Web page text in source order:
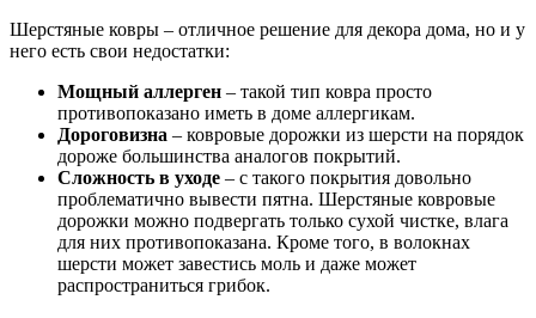
Шерстяные ковры – отличное решение для декора дома, но и у
него есть свои недостатки:
Мощный аллерген – такой тип ковра просто
противопоказано иметь в доме аллергикам.
Дороговизна – ковровые дорожки из шерсти на порядок
дороже большинства аналогов покрытий.
Сложность в уходе – с такого покрытия довольно
проблематично вывести пятна. Шерстяные ковровые
дорожки можно подвергать только сухой чистке, влага
для них противопоказана. Кроме того, в волокнах
шерсти может завестись моль и даже может
распространиться грибок.